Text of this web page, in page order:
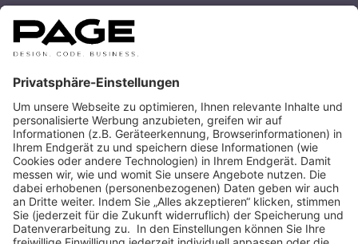
STEFANIE EMENY
AUTOREN BEITRÄGE ANZEIGEN
ZUR ÜBERSICHT